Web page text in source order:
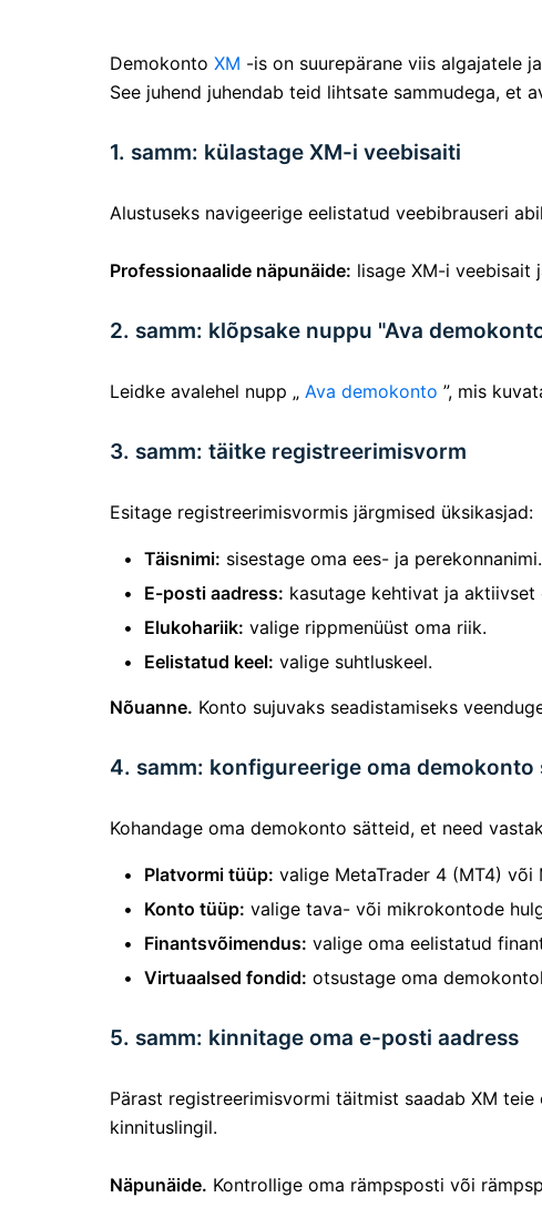
Demokonto XM -is on suurepärane viis algajatele
See juhend juhendab teid lihtsate sammudega, et
1. samm: külastage XM-i veebisaiti
Alustuseks navigeerige eelistatud veebibrauseri
Professionaalide näpunäide: lisage XM-i veebisait
2. samm: klõpsake nuppu "Ava
Leidke avalehel nupp „ Ava demokonto ”, mis
3. samm: täitke registreerimisvorm
Esitage registreerimisvormis järgmised üksikasjad:
Täisnimi: sisestage oma ees- ja perekonnanimi.
E-posti aadress: kasutage kehtivat ja aktiivset
Elukohariik: valige rippmenüüst oma riik.
Eelistatud keel: valige suhtluskeel.
Nõuanne. Konto sujuvaks seadistamiseks
4. samm: konfigureerige oma demokonto
Kohandage oma demokonto sätteid, et need
Platvormi tüüp: valige MetaTrader 4 (MT4) või
Konto tüüp: valige tava- või mikrokontode
Finantsvõimendus: valige oma eelistatud
Virtuaalsed fondid: otsustage oma
5. samm: kinnitage oma e-posti aadress
Pärast registreerimisvormi täitmist saadab XM
kinnituslingil.
Näpunäide. Kontrollige oma rämpsposti või